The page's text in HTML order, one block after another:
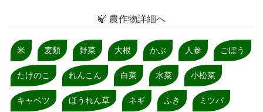
🍃 農作物詳細へ
米 麦類 野菜 大根 かぶ 人参 ごぼう
たけのこ れんこん 白菜 水菜 小松菜
キャベツ ほうれん草 ネギ ふき ミツバ